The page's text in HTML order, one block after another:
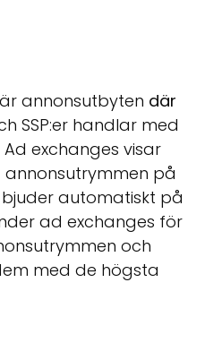
annonsutbyten där
SSP:er handlar med
exchanges visar
annonsutrymmen på
automatiskt på
ad exchanges för
och
med de högsta